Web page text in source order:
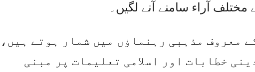
آراء سامنے آنے لگیں۔
معروف مذہبی رہنماؤں میں شمار ہوتے ہیں،
خطابات اور اسلامی تعلیمات پر مبنی